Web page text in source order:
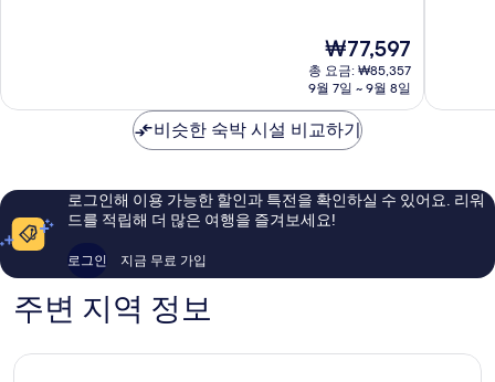
훌
이
후
기
현
재
요
₩77,597
₩77,597
총 요금: ₩85,357
9월 7일 ~ 9월 8일
훌
이
용
비슷한 숙박 시설 비교하기
로그인해 이용 가능한 할인과 특전을 확인하실 수 있어요. 리워
드를 적립해 더 많은 여행을 즐겨보세요!
로그인 지금 무료 가입
주변 지역 정보